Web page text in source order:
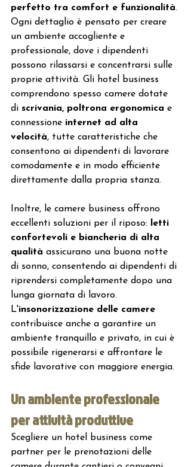
perfetto tra comfort e funzionalità.
Ogni dettaglio è pensato per creare
un ambiente accogliente e
professionale, dove i dipendenti
possono rilassarsi e concentrarsi sulle
proprie attività. Gli hotel business
comprendono spesso camere dotate
di scrivania, poltrona ergonomica e
connessione internet ad alta
velocità, tutte caratteristiche che
consentono ai dipendenti di lavorare
comodamente e in modo efficiente
direttamente dalla propria stanza.
Inoltre, le camere business offrono
eccellenti soluzioni per il riposo: letti
confortevoli e biancheria di alta
qualità assicurano una buona notte
di sonno, consentendo ai dipendenti di
riprendersi completamente dopo una
lunga giornata di lavoro.
L'insonorizzazione delle camere
contribuisce anche a garantire un
ambiente tranquillo e privato, in cui è
possibile rigenerarsi e affrontare le
sfide lavorative con maggiore energia.
Un ambiente professionale
per attività produttive
Scegliere un hotel business come
partner per le prenotazioni delle